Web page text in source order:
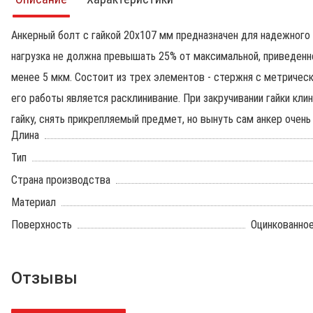
Анкерный болт с гайкой 20х107 мм предназначен для
нагрузка не должна превышать 25% от максимальной,
менее 5 мкм. Состоит из трех элементов - стержня с
его работы является расклинивание. При закручивании гайки
гайку, снять прикрепляемый предмет, но вынуть сам анкер
Длина
Тип
Страна производства
Материал
Поверхность
Отзывы